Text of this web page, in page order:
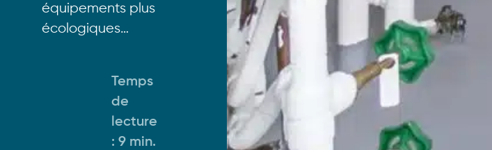
équipements plus
écologiques…
Temps
de
lecture
: 9 min.